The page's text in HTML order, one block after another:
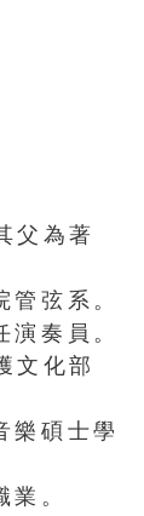
父為著
弦系。
奏員。
文化部
樂碩士學
。